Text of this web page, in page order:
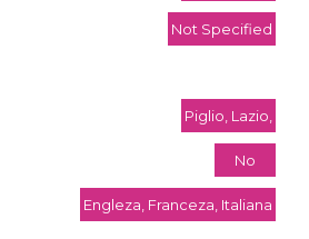
Not Specified
Piglio, Lazio,
No
Engleza, Franceza, Italiana